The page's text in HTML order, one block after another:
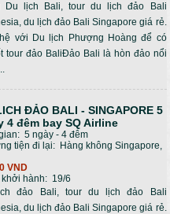
Du lịch Bali, tour du lịch đảo Bali
du lịch đảo Bali Singapore giá rẻ.
với Du lịch Phượng Hoàng để có
tour đảo BaliĐảo Bali là hòn đảo nổi
ĐẢO BALI - SINGAPORE 5
4 đêm bay SQ Airline
5 ngày - 4 đêm
tiện đi lại: Hàng không Singapore,
0 VND
khởi hành: 19/6
đảo Bali, tour du lịch đảo Bali
du lịch đảo Bali Singapore giá rẻ.